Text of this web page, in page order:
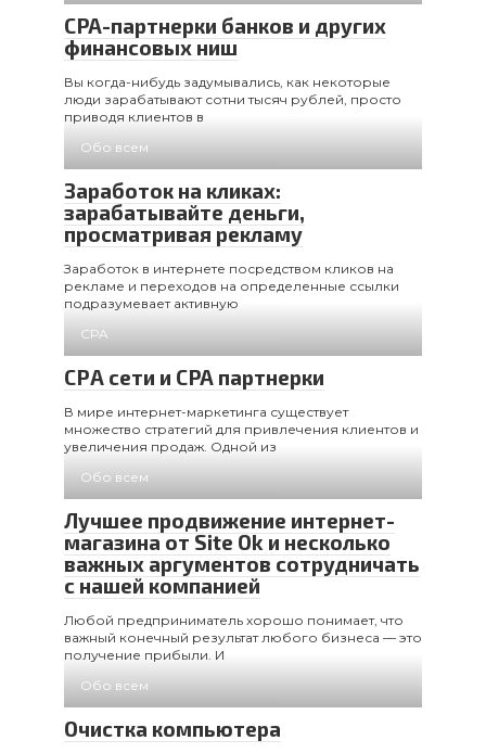
CPA-партнерки банков и других
финансовых ниш
Вы когда-нибудь задумывались, как некоторые
люди зарабатывают сотни тысяч рублей, просто
приводя клиентов в
Обо всем
Заработок на кликах:
зарабатывайте деньги,
просматривая рекламу
Заработок в интернете посредством кликов на
рекламе и переходов на определенные ссылки
подразумевает активную
CPA
СРА сети и CPA партнерки
В мире интернет-маркетинга существует
множество стратегий для привлечения клиентов и
увеличения продаж. Одной из
Обо всем
Лучшее продвижение интернет-
магазина от Site Ok и несколько
важных аргументов сотрудничать
с нашей компанией
Любой предприниматель хорошо понимает, что
важный конечный результат любого бизнеса — это
получение прибыли. И
Обо всем
Очистка компьютера